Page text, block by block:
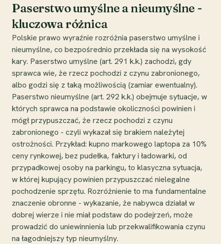
Paserstwo umyślne a nieumyślne -
kluczowa różnica
Polskie prawo wyraźnie rozróżnia paserstwo umyślne i
nieumyślne, co bezpośrednio przekłada się na wysokość
kary. Paserstwo umyślne (art. 291 k.k.) zachodzi, gdy
sprawca wie, że rzecz pochodzi z czynu zabronionego,
albo godzi się z taką możliwością (zamiar ewentualny).
Paserstwo nieumyślne (art. 292 k.k.) obejmuje sytuacje, w
których sprawca na podstawie okoliczności powinien i
mógł przypuszczać, że rzecz pochodzi z czynu
zabronionego - czyli wykazał się brakiem należytej
ostrożności. Przykład: kupno markowego laptopa za 10%
ceny rynkowej, bez pudełka, faktury i ładowarki, od
przypadkowej osoby na parkingu, to klasyczna sytuacja,
w której kupujący powinien przypuszczać nielegalne
pochodzenie sprzętu. Rozróżnienie to ma fundamentalne
znaczenie obronne - wykazanie, że nabywca działał w
dobrej wierze i nie miał podstaw do podejrzeń, może
prowadzić do uniewinnienia lub przekwalifikowania czynu
na łagodniejszy typ nieumyślny.